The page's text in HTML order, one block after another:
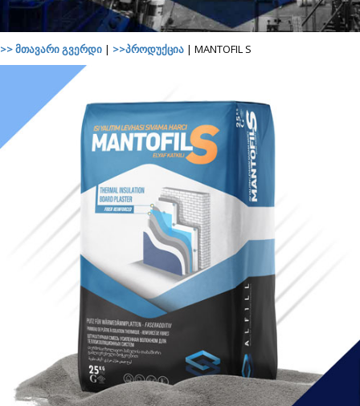
>> მთავარი გვერდი | >>პროდუქცია | MANTOFIL S